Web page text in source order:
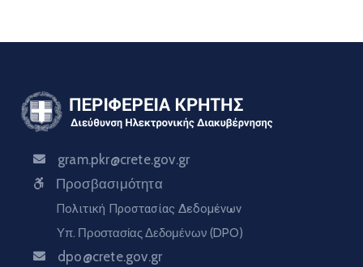
gram.pkr@crete.gov.gr
Προσβασιμότητα
Πολιτική Προστασίας Δεδομένων
Υπ. Προστασίας Δεδομένων (DPO)
dpo@crete.gov.gr